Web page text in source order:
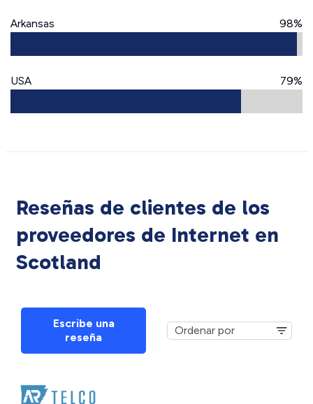
Arkansas 98%
USA 79%
Reseñas de clientes de los
proveedores de Internet en
Scotland
Escribe una
reseña